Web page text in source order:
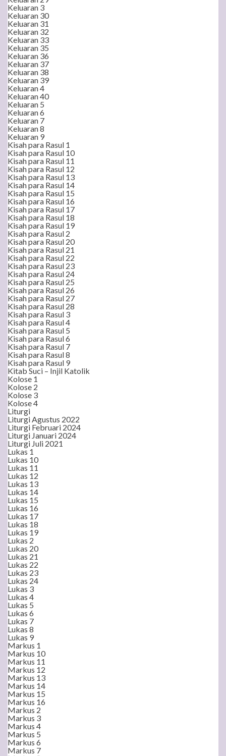
Keluaran 3
Keluaran 30
Keluaran 31
Keluaran 32
Keluaran 33
Keluaran 35
Keluaran 36
Keluaran 37
Keluaran 38
Keluaran 39
Keluaran 4
Keluaran 40
Keluaran 5
Keluaran 6
Keluaran 7
Keluaran 8
Keluaran 9
Kisah para Rasul 1
Kisah para Rasul 10
Kisah para Rasul 11
Kisah para Rasul 12
Kisah para Rasul 13
Kisah para Rasul 14
Kisah para Rasul 15
Kisah para Rasul 16
Kisah para Rasul 17
Kisah para Rasul 18
Kisah para Rasul 19
Kisah para Rasul 2
Kisah para Rasul 20
Kisah para Rasul 21
Kisah para Rasul 22
Kisah para Rasul 23
Kisah para Rasul 24
Kisah para Rasul 25
Kisah para Rasul 26
Kisah para Rasul 27
Kisah para Rasul 28
Kisah para Rasul 3
Kisah para Rasul 4
Kisah para Rasul 5
Kisah para Rasul 6
Kisah para Rasul 7
Kisah para Rasul 8
Kisah para Rasul 9
Kitab Suci – Injil Katolik
Kolose 1
Kolose 2
Kolose 3
Kolose 4
Liturgi
Liturgi Agustus 2022
Liturgi Februari 2024
Liturgi Januari 2024
Liturgi Juli 2021
Lukas 1
Lukas 10
Lukas 11
Lukas 12
Lukas 13
Lukas 14
Lukas 15
Lukas 16
Lukas 17
Lukas 18
Lukas 19
Lukas 2
Lukas 20
Lukas 21
Lukas 22
Lukas 23
Lukas 24
Lukas 3
Lukas 4
Lukas 5
Lukas 6
Lukas 7
Lukas 8
Lukas 9
Markus 1
Markus 10
Markus 11
Markus 12
Markus 13
Markus 14
Markus 15
Markus 16
Markus 2
Markus 3
Markus 4
Markus 5
Markus 6
Markus 7